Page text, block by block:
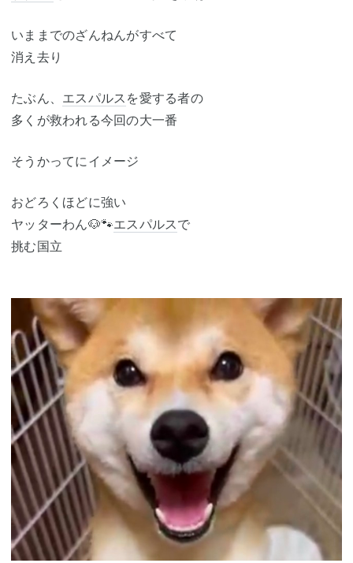
いままでのざんねんがすべて
消え去り
たぶん、 エスパルス を愛する者の
多くが救われる今回の大一番
そうかってにイメージ
おどろくほどに強い
ヤッターわん🐶🐾エスパルス で
挑む国立